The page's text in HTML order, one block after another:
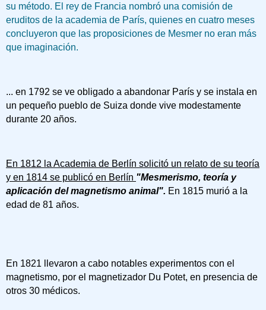
su método. El rey de Francia nombró una comisión de
eruditos de la academia de París, quienes en cuatro meses
concluyeron que las proposiciones de Mesmer no eran más
que imaginación.
... en 1792 se ve obligado a abandonar París y se instala en
un pequeño pueblo de Suiza donde vive modestamente
durante 20 años.
En 1812 la Academia de Berlín solicitó un relato de su teoría
y en 1814 se publicó en Berlín "Mesmerismo, teoría y
aplicación del magnetismo animal". En 1815 murió a la
edad de 81 años.
En 1821 llevaron a cabo notables experimentos con el
magnetismo, por el magnetizador Du Potet, en presencia de
otros 30 médicos.